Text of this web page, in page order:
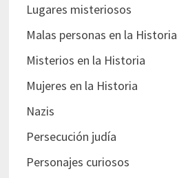
Lugares misteriosos
Malas personas en la Historia
Misterios en la Historia
Mujeres en la Historia
Nazis
Persecución judía
Personajes curiosos